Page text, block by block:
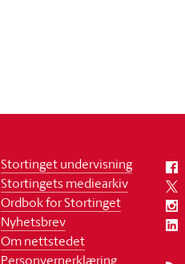
Stortinget undervisning
Stortingets mediearkiv
Ordbok for Stortinget
Nyhetsbrev
Om nettstedet
Personvernerklæring